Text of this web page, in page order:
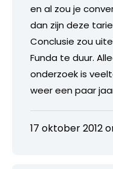
en al zou je
dan zijn deze
Conclusie zou
Funda te duur.
onderzoek is
weer een paar
17 oktober 2012